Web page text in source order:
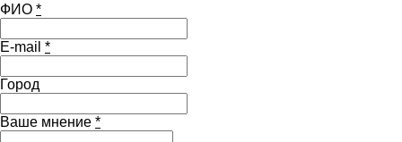
ФИО *
E-mail *
Город
Ваше мнение *